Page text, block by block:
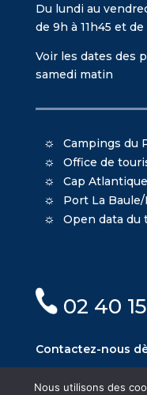
Du lundi au
de 9h à 11h45 et de
Voir les dates des
samedi matin
Campings du
Office de
Cap Atlantique
Port La
Open data du
02 40
Contactez-nous
Nous utilisons des